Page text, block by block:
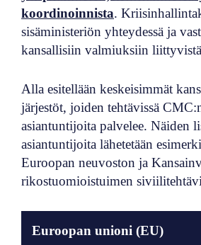
koordinoinnista.
sisäministeriön yhteydessä ja
kansallisiin valmiuksiin
Alla esitellään keskeisimmät
järjestöt, joiden tehtävissä
asiantuntijoita palvelee. Näiden
asiantuntijoita lähetetään
Euroopan neuvoston ja
rikostuomioistuimen
Euroopan unioni (EU)